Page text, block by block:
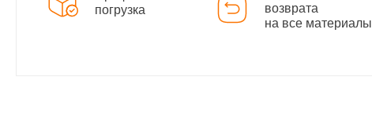
погрузка
возврата
на все материалы